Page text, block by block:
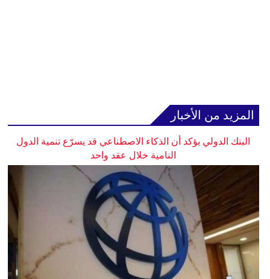
المزيد من الأخبار
البنك الدولي يؤكد أن الذكاء الاصطناعي قد يسرّع تنمية الدول
النامية خلال عقد واحد